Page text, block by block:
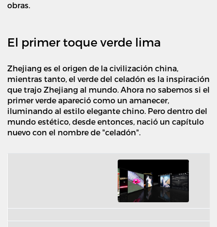
obras.
El primer toque verde lima
Zhejiang es el origen de la civilización china,
mientras tanto, el verde del celadón es la inspiración
que trajo Zhejiang al mundo. Ahora no sabemos si el
primer verde apareció como un amanecer,
iluminando al estilo elegante chino. Pero dentro del
mundo estético, desde entonces, nació un capítulo
nuevo con el nombre de "celadón".